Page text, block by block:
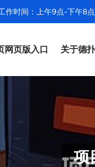
作时间：上午9点-下午8点
网页版入口 关于德
项